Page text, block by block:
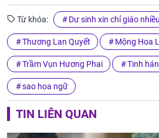
Từ khóa: Dư sinh xin chỉ giáo
Thương Lan Quyết Mộng Hoa
Trầm Vụn Hương Phai Tinh
sao hoa ngữ
TIN LIÊN QUAN